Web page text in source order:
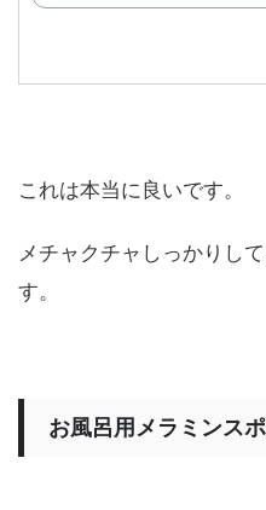
これは本当に良いです。
メチャクチャしっかりし
す。
お風呂用メラミンス